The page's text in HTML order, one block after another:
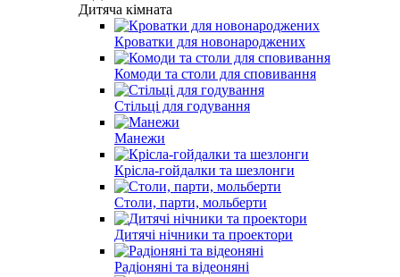
Дитяча кімната
Кроватки для новонароджених
Комоди та столи для сповивання
Стільці для годування
Манежи
Крісла-гойдалки та шезлонги
Столи, парти, мольберти
Дитячі нічники та проектори
Радіоняні та відеоняні